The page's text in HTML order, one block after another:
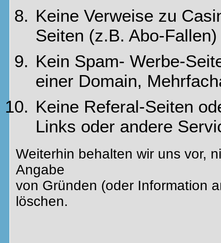
Keine Verweise zu
Seiten (z.B. Abo-Fallen)
Kein Spam- Werbe-
einer Domain,
Keine Referal-Seiten
Links oder andere
Weiterhin behalten wir uns vor,
Angabe
von Gründen (oder Information
löschen.